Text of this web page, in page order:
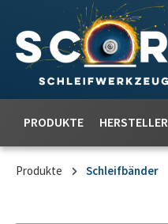
PRODUKTE HERSTELLER
Produkte Schleifbänder